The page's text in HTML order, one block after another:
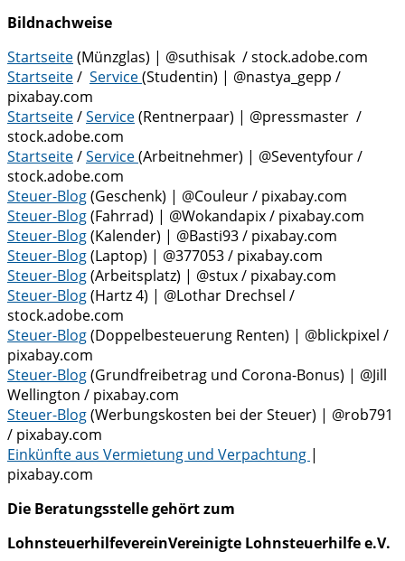
Bildnachweise
Startseite(Münzglas) | @suthisak / stock.adobe.com
Startseite/ Service(Studentin) | @nastya_gepp /
pixabay.com
Startseite/Service(Rentnerpaar) | @pressmaster /
stock.adobe.com
Startseite/Service(Arbeitnehmer) | @Seventyfour /
stock.adobe.com
Steuer-Blog(Geschenk) | @Couleur / pixabay.com
Steuer-Blog(Fahrrad) | @Wokandapix / pixabay.com
Steuer-Blog(Kalender) | @Basti93 / pixabay.com
Steuer-Blog(Laptop) | @377053 / pixabay.com
Steuer-Blog(Arbeitsplatz) | @stux / pixabay.com
Steuer-Blog(Hartz 4) | @Lothar Drechsel /
stock.adobe.com
Steuer-Blog(Doppelbesteuerung Renten) | @blickpixel /
pixabay.com
Steuer-Blog(Grundfreibetrag und Corona-Bonus) | @Jill
Wellington / pixabay.com
Steuer-Blog(Werbungskosten bei der Steuer) | @rob791
/ pixabay.com
Einkünfte aus Vermietung und Verpachtung |
pixabay.com
Die Beratungsstelle gehört zum
LohnsteuerhilfevereinVereinigte Lohnsteuerhilfe e.V.